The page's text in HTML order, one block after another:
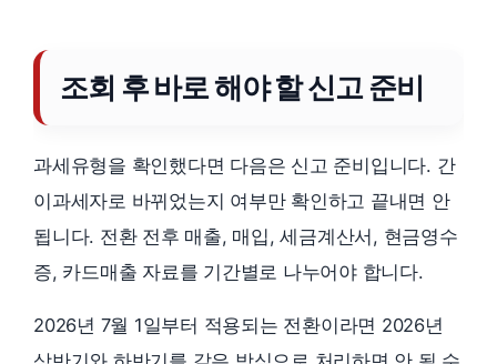
조회 후 바로 해야 할 신고 준비
과세유형을 확인했다면 다음은 신고 준비입니다. 간
이과세자로 바뀌었는지 여부만 확인하고 끝내면 안
됩니다. 전환 전후 매출, 매입, 세금계산서, 현금영수
증, 카드매출 자료를 기간별로 나누어야 합니다.
2026년 7월 1일부터 적용되는 전환이라면 2026년